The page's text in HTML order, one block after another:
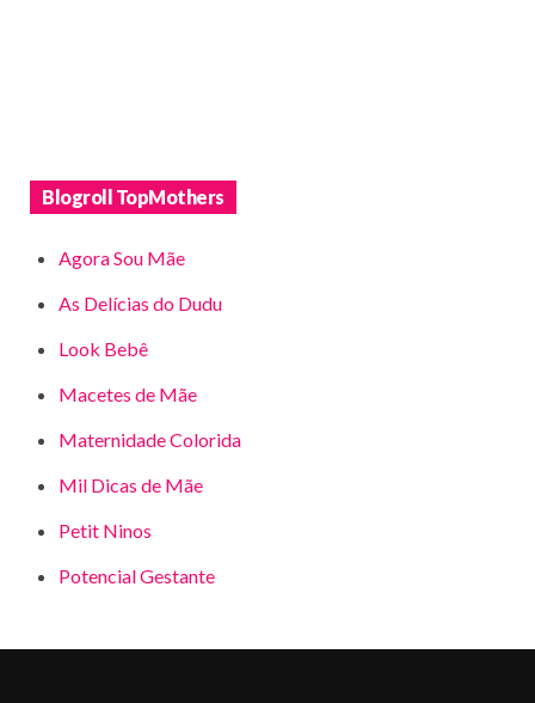
Blogroll TopMothers
Agora Sou Mãe
As Delícias do Dudu
Look Bebê
Macetes de Mãe
Maternidade Colorida
Mil Dicas de Mãe
Petit Ninos
Potencial Gestante